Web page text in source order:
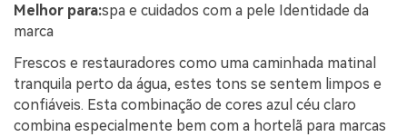
Melhor para:spa e cuidados com a pele Identidade da
marca
Frescos e restauradores como uma caminhada matinal
tranquila perto da água, estes tons se sentem limpos e
confiáveis. Esta combinação de cores azul céu claro
combina especialmente bem com a hortelã para marcas